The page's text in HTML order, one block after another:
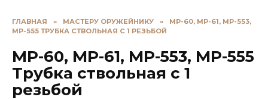
ГЛАВНАЯ » МАСТЕРУ ОРУЖЕЙНИКУ »
МР-60, МР-61, МР-553,
МР-555 ТРУБКА СТВОЛЬНАЯ С 1 РЕЗЬБОЙ
МР-60, МР-61, МР-553, МР-555
Трубка ствольная с 1
резьбой